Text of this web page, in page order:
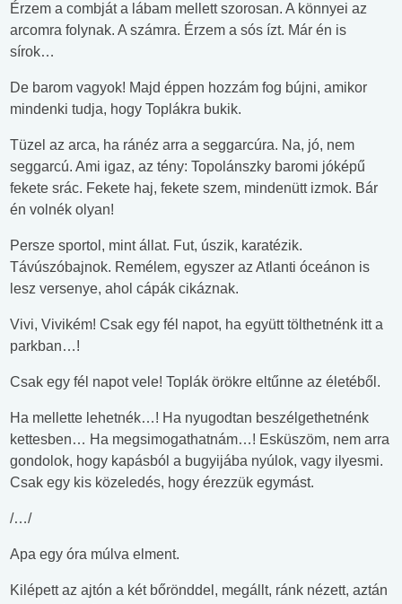
Érzem a combját a lábam mellett szorosan. A könnyei az
arcomra folynak. A számra. Érzem a sós ízt. Már én is
sírok…
De barom vagyok! Majd éppen hozzám fog bújni, amikor
mindenki tudja, hogy Toplákra bukik.
Tüzel az arca, ha ránéz arra a seggarcúra. Na, jó, nem
seggarcú. Ami igaz, az tény: Topolánszky baromi jóképű
fekete srác. Fekete haj, fekete szem, mindenütt izmok. Bár
én volnék olyan!
Persze sportol, mint állat. Fut, úszik, karatézik.
Távúszóbajnok. Remélem, egyszer az Atlanti óceánon is
lesz versenye, ahol cápák cikáznak.
Vivi, Vivikém! Csak egy fél napot, ha együtt tölthetnénk itt a
parkban…!
Csak egy fél napot vele! Toplák örökre eltűnne az életéből.
Ha mellette lehetnék…! Ha nyugodtan beszélgethetnénk
kettesben… Ha megsimogathatnám…! Esküszöm, nem arra
gondolok, hogy kapásból a bugyijába nyúlok, vagy ilyesmi.
Csak egy kis közeledés, hogy érezzük egymást.
/…/
Apa egy óra múlva elment.
Kilépett az ajtón a két bőrönddel, megállt, ránk nézett, aztán